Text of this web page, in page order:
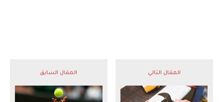
المقال السابق المقال التالي